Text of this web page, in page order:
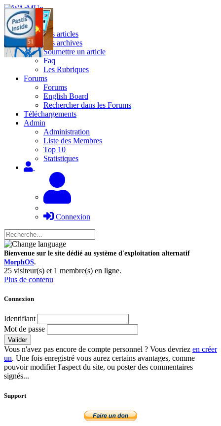
Site
Les articles
Les archives
Soumettre un article
Faq
Les Rubriques
Forums
Forums
English Board
Rechercher dans les Forums
Téléchargements
Admin
Administration
Liste des Membres
Top 10
Statistiques
Connexion
Bienvenue sur le site dédié au système d'exploitation alternatif
MorphOS.
25 visiteur(s) et 1 membre(s) en ligne.
Plus de contenu
Connexion
Identifiant
Mot de passe
Valider
Vous n'avez pas encore de compte personnel ? Vous devriez en créer
un. Une fois enregistré vous aurez certains avantages, comme
pouvoir modifier l'aspect du site, ou poster des commentaires
signés...
Support